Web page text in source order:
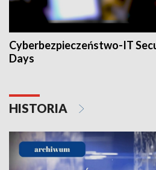
Cyberbezpieczeństwo-IT
Days
HISTORIA